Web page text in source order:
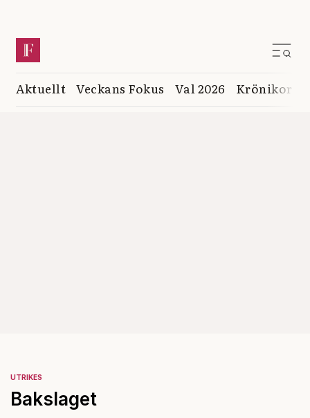
Aktuellt Veckans Fokus Val 2026 Krönikor
UTRIKES
Bakslaget